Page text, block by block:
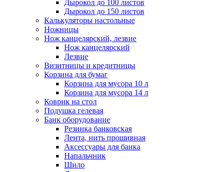
Дырокол до 100 листов
Дырокол до 150 листов
Калькуляторы настольные
Ножницы
Нож канцелярский, лезвие
Нож канцелярский
Лезвие
Визитницы и кредитницы
Корзина для бумаг
Корзина для мусора 10 л
Корзина для мусора 14 л
Коврик на стол
Подушка гелевая
Банк оборудование
Резинка банковская
Лента, нить прошивная
Аксессуары для банка
Напальчник
Шило